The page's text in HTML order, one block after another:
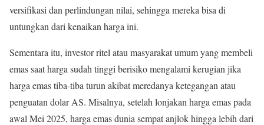
versifikasi dan perlindungan nilai, sehingga mereka bisa di
untungkan dari kenaikan harga ini.
Sementara itu, investor ritel atau masyarakat umum yang membeli
emas saat harga sudah tinggi berisiko mengalami kerugian jika
harga emas tiba-tiba turun akibat meredanya ketegangan atau
penguatan dolar AS. Misalnya, setelah lonjakan harga emas pada
awal Mei 2025, harga emas dunia sempat anjlok hingga lebih dari